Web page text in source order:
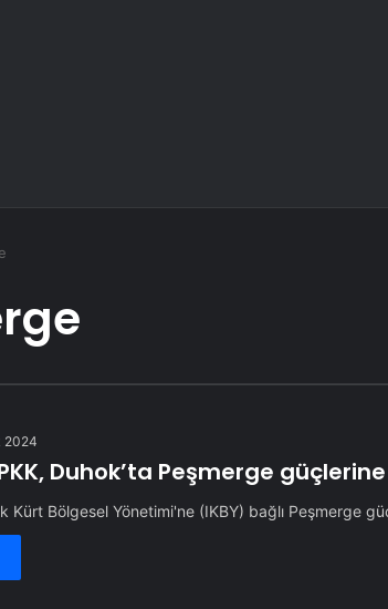
2024
Duhok’ta Peşmerge güçlerine
Kürt Bölgesel Yönetimi'ne (IKBY) bağlı Peşmerge